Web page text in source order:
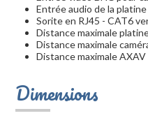
Entrée audio de la
Sorite en RJ45 - CAT6
Distance maximale
Distance maximale
Distance maximale
Dimensions